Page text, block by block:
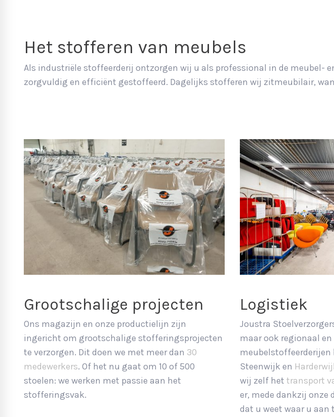
Het stofferen van meubels
Als industriële stoffeerderij ontzorgen wij u als professional in de meubel-
zorgvuldig en efficiënt gestoffeerd. Dagelijks stofferen wij zitmeubilair,
Grootschalige projecten
Ons magazijn en onze productielijn zijn
ingericht om grootschalige stofferingsprojecten
te verzorgen. Dit doen we met meer dan 30
medewerkers. Of het nu gaat om 10 of 500
stoelen: we werken met passie aan het
stofferingsvak.
Logistiek
Joustra
maar ook regionaal
meubelstoffeerderijen
Steenwijk en
wij zelf het transport
er, mede dankzij
dat u weet waar u aan